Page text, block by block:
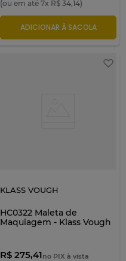
(ou em até 7x R$ 34,14)
ADICIONAR À SACOLA
KLASS VOUGH
HC0322 Maleta de
Maquiagem - Klass Vough
R$ 275,41no PIX à vista